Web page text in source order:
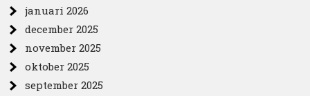
januari 2026
december 2025
november 2025
oktober 2025
september 2025